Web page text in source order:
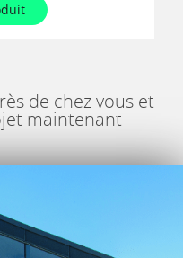
de chez vous et
maintenant